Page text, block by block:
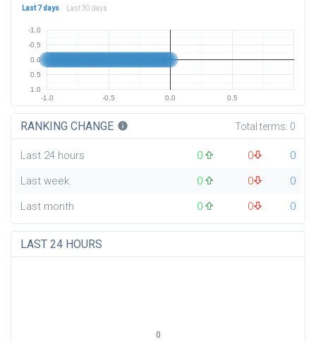
Last 7 days Last 30 days
-1.0 -0.5 0.0 0.5
-1.0
-0.5
0.0
0.5
1.0
RANKING CHANGE info Total terms: 0
Last 24 hours 0 0
0
Last week
0 0
0
Last month
0 0 0
LAST 24 HOURS
0